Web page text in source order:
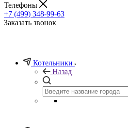
Телефоны
+7 (499) 348-99-63
Заказать звонок
Котельники
Назад